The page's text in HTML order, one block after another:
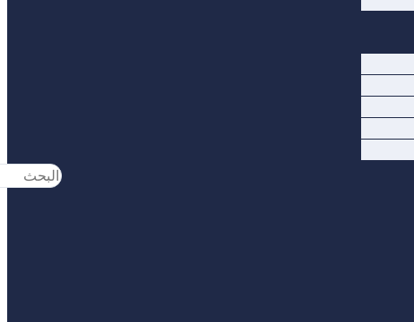
Search